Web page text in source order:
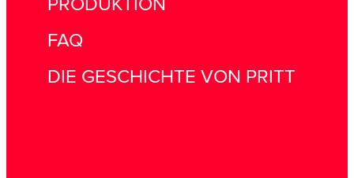
PRODUKTION
FAQ
DIE GESCHICHTE VON PRITT